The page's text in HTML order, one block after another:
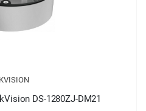
DS-1280ZJ-DM21